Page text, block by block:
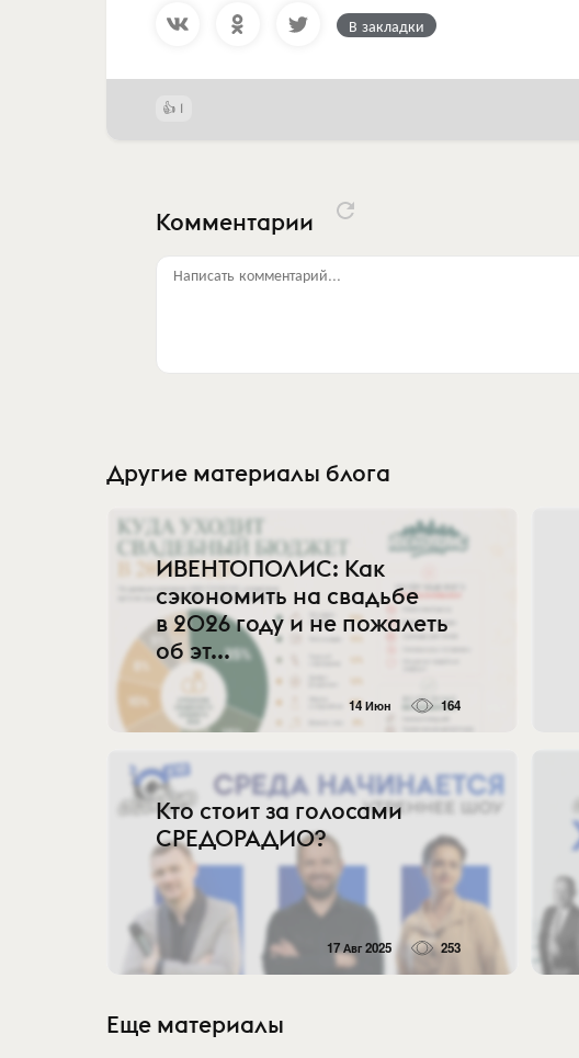
В закладки
1
Комментарии
Написать комментарий...
Другие материалы блога
ИВЕНТОПОЛИС: Как
сэкономить на свадьбе
в 2026 году и не пожалеть
об эт...
14 Июн 164
Кто стоит за голосами
СРЕДОРАДИО?
17 Авг 2025 253
Еще материалы